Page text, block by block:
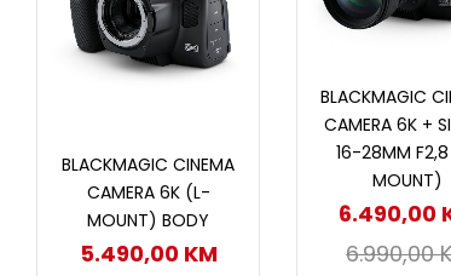
BLACKMAGIC CINEMA
CAMERA 6K (L-
MOUNT) BODY
5.490,00 KM
BLACKMAGIC
CAMERA 6K +
16-28MM
MOUNT)
6.490,00
6.990,00